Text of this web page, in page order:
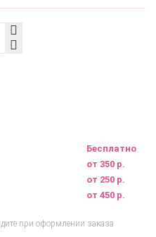
Бесплатно
от 350 р.
от 250 р.
от 450 р.
при оформлении заказа